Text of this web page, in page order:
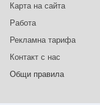
Карта на сайта
Работа
Рекламна тарифа
Контакт с нас
Общи правила